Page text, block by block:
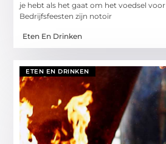
je hebt als het gaat om het voedsel
Bedrijfsfeesten zijn notoir
Eten En Drinken
ETEN EN DRINKEN